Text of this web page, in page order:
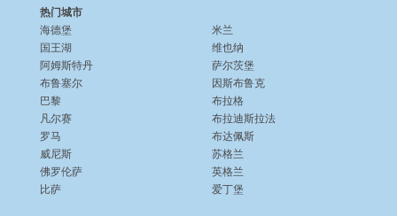
热门城市
海德堡
国王湖
阿姆斯特丹
布鲁塞尔
巴黎
凡尔赛
罗马
威尼斯
佛罗伦萨
比萨
米兰
维也纳
萨尔茨堡
因斯布鲁克
布拉格
布拉迪斯拉法
布达佩斯
苏格兰
英格兰
爱丁堡